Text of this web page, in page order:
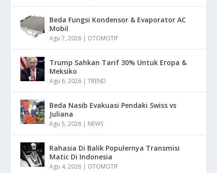
Beda Fungsi Kondensor & Evaporator AC
Mobil
Agu 7, 2026 | OTOMOTIF
Trump Sahkan Tarif 30% Untuk Eropa &
Meksiko
Agu 6, 2026 |TREND
Beda Nasib Evakuasi Pendaki Swiss vs
Juliana
Agu 5, 2026 | NEWS
Rahasia Di Balik Populernya Transmisi
Matic Di Indonesia
Agu 4, 2026 | OTOMOTIF